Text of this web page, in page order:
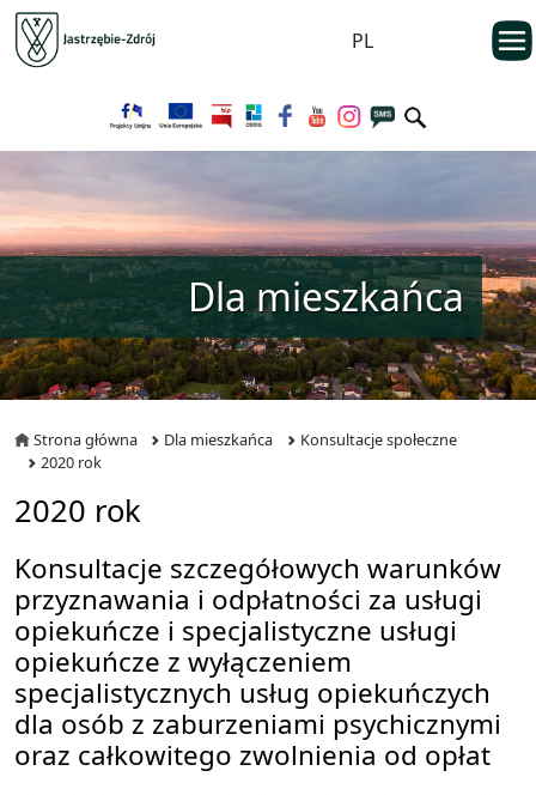
Przejdź do menu głównego
Przejdź do treści
PL
Dla mieszkańca
Strona główna Dla mieszkańca
Konsultacje społeczne
2020 rok
2020 rok
Konsultacje szczegółowych warunków
przyznawania i odpłatności za usługi
opiekuńcze i specjalistyczne usługi
opiekuńcze z wyłączeniem
specjalistycznych usług opiekuńczych
dla osób z zaburzeniami psychicznymi
oraz całkowitego zwolnienia od opłat